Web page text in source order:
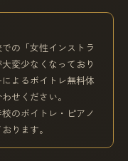
の「女性インストラ
変少なくなっており
よるボイトレ無料体
せください。
のボイトレ・ピアノ
ります。